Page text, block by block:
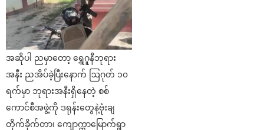
အဆိုပါ ညမှာတော့ ရွှေဂူနီဘုရား
အနီး ညအိပ်ခဲ့ပြီးနောက် ဩဂုတ် ၁၀
ရက်မှာ ဘုရားအနီးရှိနေတဲ့ စစ်
ကောင်စီအဖွဲ့ကို ဒရုန်းတွေနဲ့ဗုံးချ
တိုက်ခိုက်တာ၊ ကျောက္ကာမြောက်ရွာ